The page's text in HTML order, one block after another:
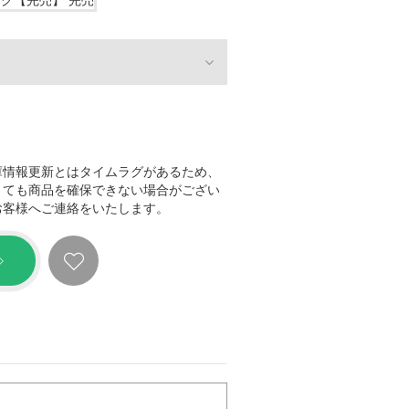
報更新とはタイムラグがあるため、
も商品を確保できない場合がござい
様へご連絡をいたします。